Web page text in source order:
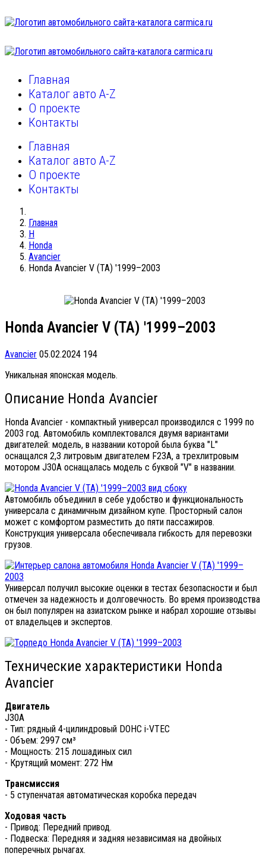
Главная
Каталог авто A-Z
О проекте
Контакты
Главная
Каталог авто A-Z
О проекте
Контакты
Главная
H
Honda
Avancier
Honda Avancier V (TA) '1999–2003
Honda Avancier V (TA) '1999–2003
Avancier 05.02.2024 194
Уникальная японская модель.
Описание Honda Avancier
Honda Avancier - компактный универсал производился с 1999 по
2003 год. Автомобиль комплектовался двумя вариантами
двигателей: модель, в названии которой была буква "L"
оснащался 2,3 литровым двигателем F23A, а трехлитровым
мотором J30A оснащалась модель с буквой "V" в названии.
Автомобиль объединил в себе удобство и функциональность
универсала с динамичным дизайном купе. Просторный салон
может с комфортом разместить до пяти пассажиров.
Конструкция универсала обеспечивала гибкость для перевозки
грузов.
Универсал получил высокие оценки в тестах безопасности и был
отмечен за надежность и долговечность. Во время производства
он был популярен на азиатском рынке и набрал хорошие отзывы
от владельцев и экспертов.
Технические характеристики Honda
Avancier
Двигатель
J30A
- Тип: рядный 4-цилиндровый DOHC i-VTEC
- Объем: 2997 см³
- Мощность: 215 лошадиных сил
- Крутящий момент: 272 Нм
Трансмиссия
- 5 ступенчатая автоматическая коробка передач
Ходовая часть
- Привод: Передний привод.
- Подвеска: Передняя и задняя независимая на двойных
поперечных рычагах.